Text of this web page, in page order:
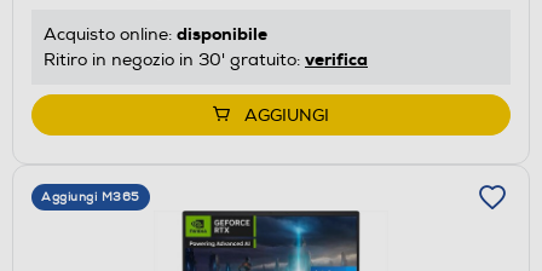
Acquisto online: disponibile
Ritiro in negozio in 30' gratuito: verifica
AGGIUNGI
Aggiungi M365